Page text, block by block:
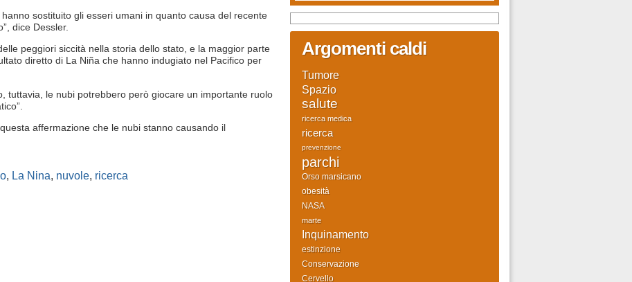
sostituito gli esseri umani in quanto causa del recente
dice Dessler.
peggiori siccità nella storia dello stato, e la maggior parte
diretto di La Niña che hanno indugiato nel Pacifico per
tuttavia, le nubi potrebbero però giocare un importante ruolo
affermazione che le nubi stanno causando il
, La Nina, nuvole, ricerca
Argomenti caldi
Tumore
Spazio
salute
ricerca medica
ricerca
prevenzione
parchi
Orso marsicano
obesità
NASA
marte
Inquinamento
estinzione
Conservazione
Cervello